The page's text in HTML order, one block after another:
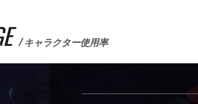
/ キャラクター使用率